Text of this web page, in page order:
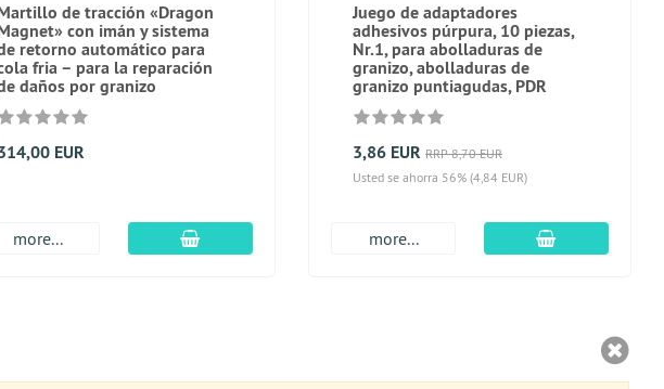
de tracción «Dragon
con imán y sistema
retorno automático para
fria – para la reparación
daños por granizo
EUR
more... En el carro de compras
Juego de adaptadores
adhesivos púrpura, 10 piezas,
Nr.1, para abolladuras de
granizo, abolladuras de
granizo puntiagudas, PDR
3,86 EUR RRP 8,70 EUR
Usted se ahorra 56% (4,84 EUR)
more... En el carro de